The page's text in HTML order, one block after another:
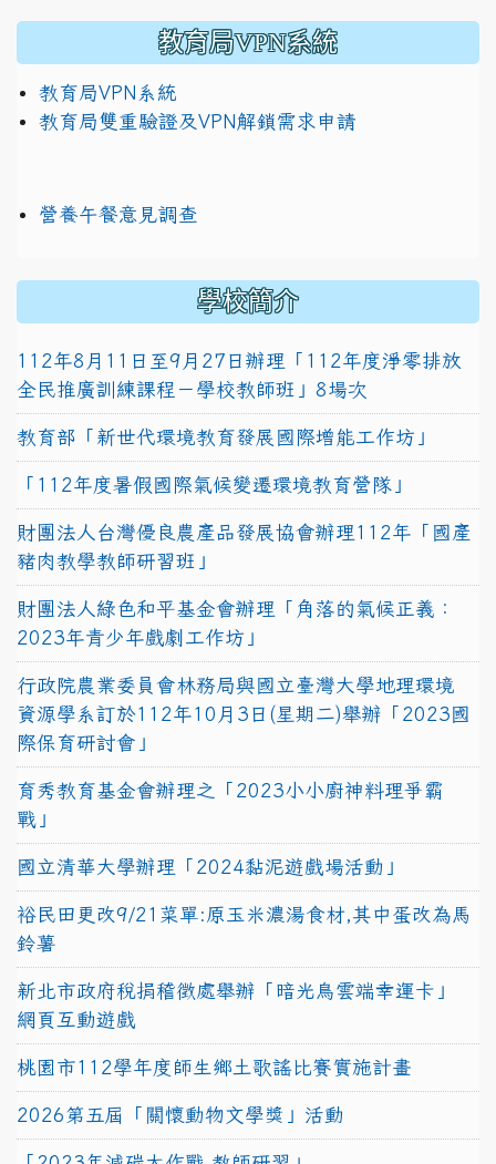
教育局VPN系統
教育局VPN系統
教育局雙重驗證及VPN解鎖需求申請
營養午餐意見調查
學校簡介
112年8月11日至9月27日辦理「112年度淨零排放
全民推廣訓練課程－學校教師班」8場次
教育部「新世代環境教育發展國際增能工作坊」
「112年度暑假國際氣候變遷環境教育營隊」
財團法人台灣優良農產品發展協會辦理112年「國產
豬肉教學教師研習班」
財團法人綠色和平基金會辦理「角落的氣候正義：
2023年青少年戲劇工作坊」
行政院農業委員會林務局與國立臺灣大學地理環境
資源學系訂於112年10月3日(星期二)舉辦「2023國
際保育研討會」
育秀教育基金會辦理之「2023小小廚神料理爭霸
戰」
國立清華大學辦理「2024黏泥遊戲場活動」
裕民田更改9/21菜單:原玉米濃湯食材,其中蛋改為馬
鈴薯
新北市政府稅捐稽徵處舉辦「暗光鳥雲端幸運卡」
網頁互動遊戲
桃園市112學年度師生鄉土歌謠比賽實施計畫
2026第五屆「關懷動物文學獎」活動